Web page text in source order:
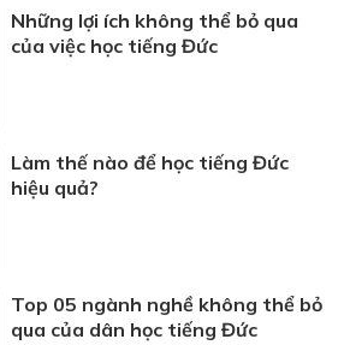
Những lợi ích không thể bỏ qua
của việc học tiếng Đức
Làm thế nào để học tiếng Đức
hiệu quả?
Top 05 ngành nghề không thể bỏ
qua của dân học tiếng Đức